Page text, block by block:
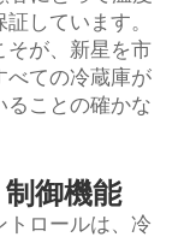
しています。
そが、新星を市
べての冷蔵庫が
ることの確かな
御機能
トロールは、冷